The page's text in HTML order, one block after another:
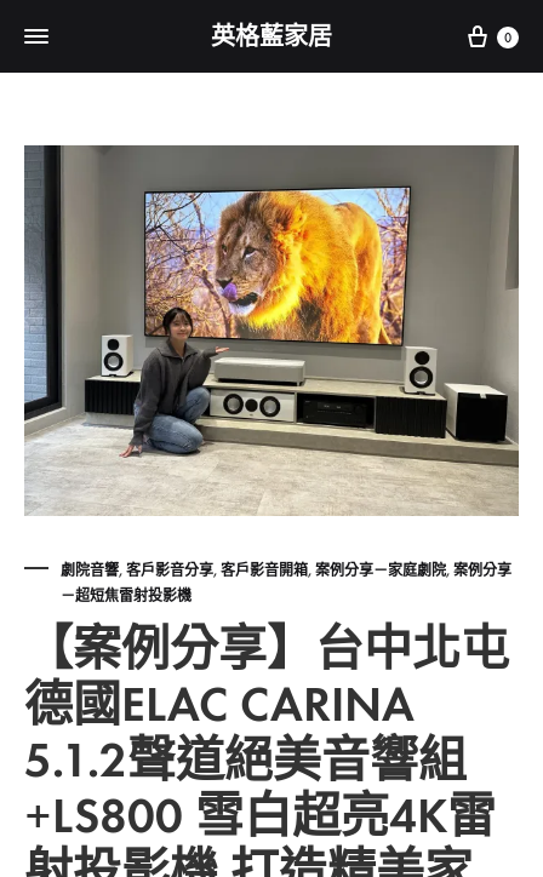
英格藍家居 Cart
0
劇院音響, 客戶影音分享, 客戶影音開箱, 案例分享－家庭劇院, 案例分享
－超短焦雷射投影機
【案例分享】台中北屯
德國ELAC CARINA
5.1.2聲道絕美音響組
+LS800 雪白超亮4K雷